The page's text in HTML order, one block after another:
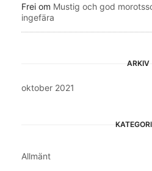
Frei om Mustig och god
ingefära
ARKIV
oktober 2021
Allmänt